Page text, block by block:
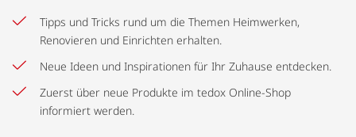
Tipps und Tricks rund um die Themen Heimwerken,
Renovieren und Einrichten erhalten.
Neue Ideen und Inspirationen für Ihr Zuhause entdecken.
Zuerst über neue Produkte im tedox Online-Shop
informiert werden.